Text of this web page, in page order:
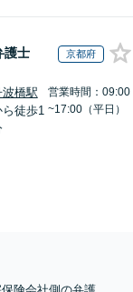
護士 京都府
波橋駅
ら徒歩1
営業時間：09:00
~17:00（平日）